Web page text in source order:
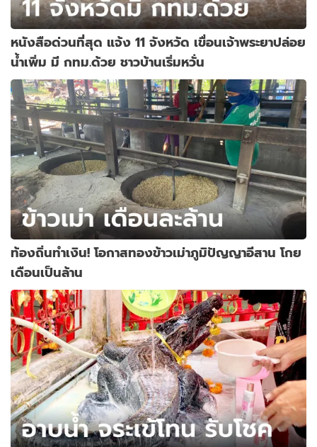
หนังสือด่วนที่สุด แจ้ง 11 จังหวัด เขื่อนเจ้าพระยาปล่อย
น้ำเพิ่ม มี กทม.ด้วย ชาวบ้านเริ่มหวั่น
ท้องถิ่นทำเงิน! โอกาสทองข้าวเม่าภูมิปัญญาอีสาน โกย
เดือนเป็นล้าน